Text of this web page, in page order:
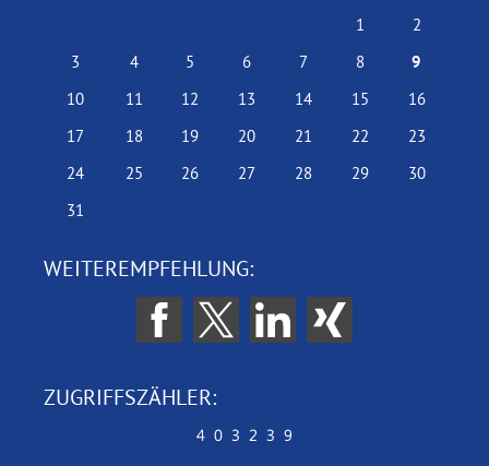
1
2
3
4 5 6 7 8
9
10
11 12 13 14 15
16
17
18 19 20 21 22
23
24
25 26 27 28 29
30
31
WEITEREMPFEHLUNG:
ZUGRIFFSZÄHLER: